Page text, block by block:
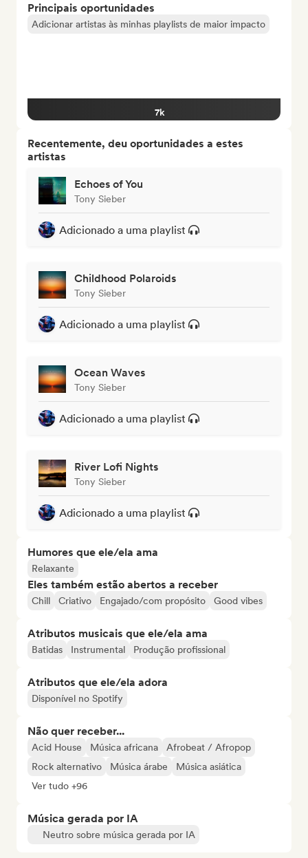
Principais oportunidades
Adicionar artistas às minhas playlists de maior impacto
7k
Recentemente, deu oportunidades a estes
artistas
Echoes of You
Tony Sieber
Adicionado a uma playlist
Childhood Polaroids
Tony Sieber
Adicionado a uma playlist
Ocean Waves
Tony Sieber
Adicionado a uma playlist
River Lofi Nights
Tony Sieber
Adicionado a uma playlist
Humores que ele/ela ama
Relaxante
Eles também estão abertos a receber
Chill Criativo Engajado/com propósito Good vibes
Atributos musicais que ele/ela ama
Batidas Instrumental Produção profissional
Atributos que ele/ela adora
Disponível no Spotify
Não quer receber...
Acid House Música africana
Afrobeat / Afropop
Rock alternativo
Música árabe
Música asiática
Ver tudo +96
Música gerada por IA
Neutro sobre música gerada por IA